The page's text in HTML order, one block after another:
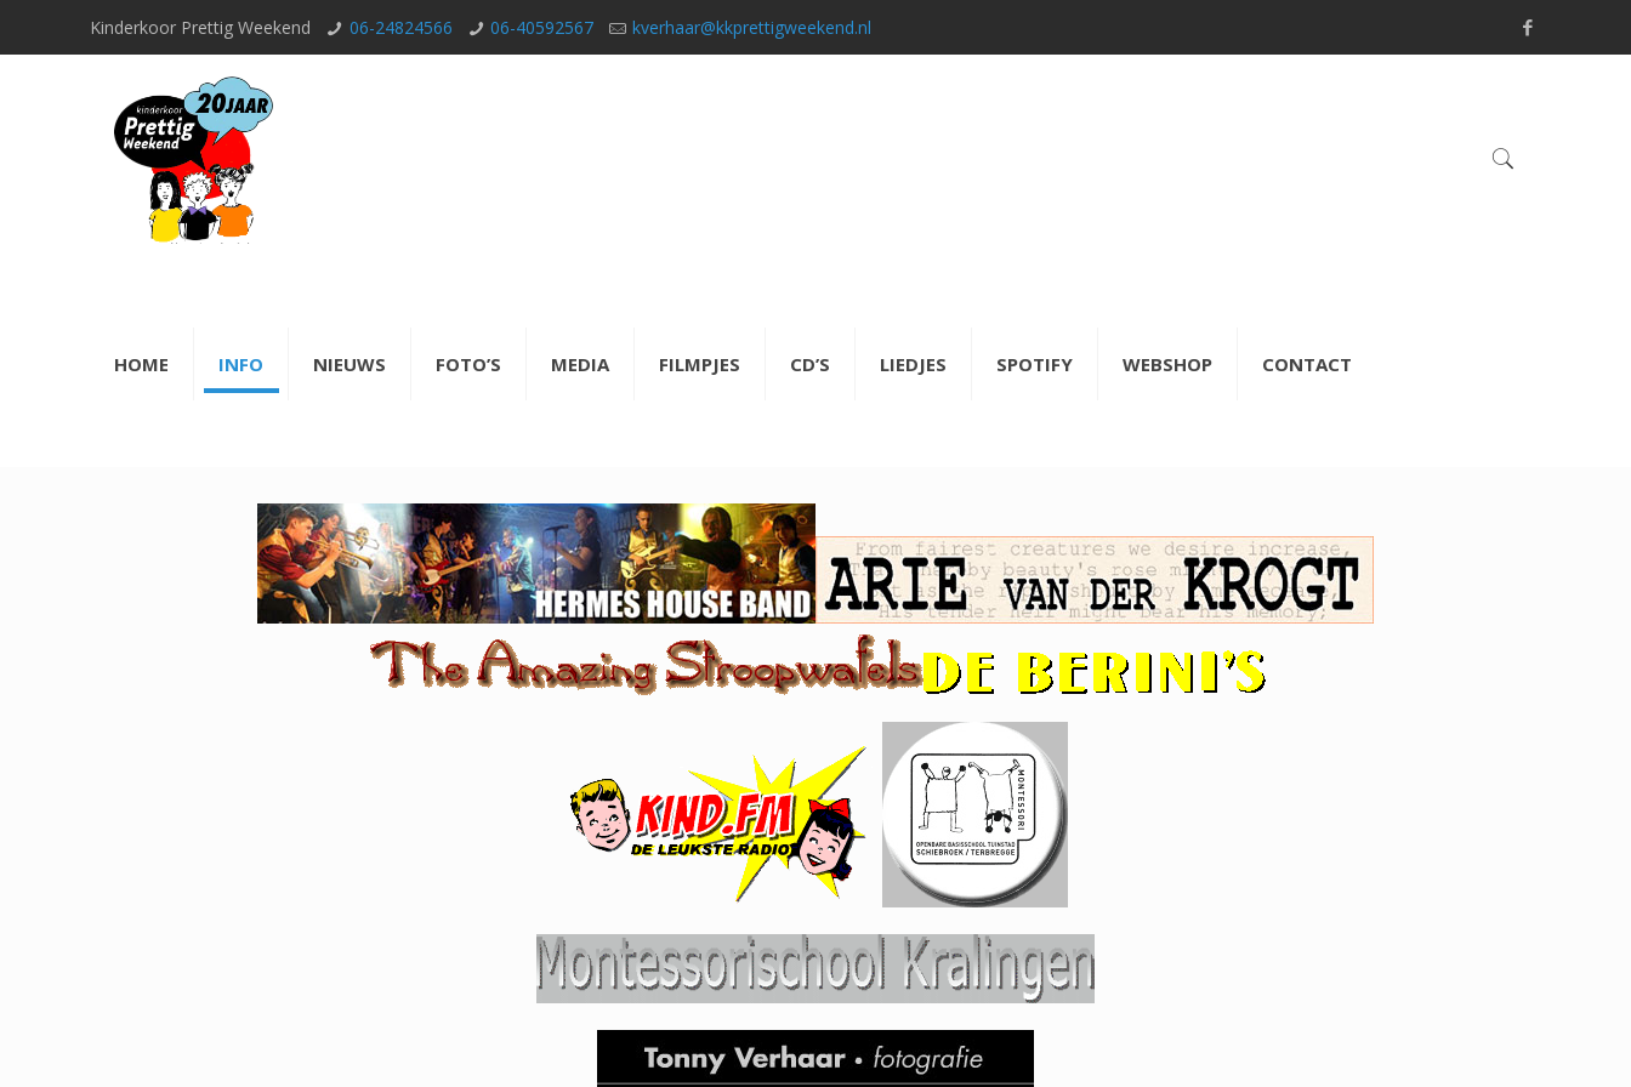
Kinderkoor Prettig Weekend 06-24824566 06-40592567 kverhaar@kkprettigweekend.nl
HOME INFO NIEUWS FOTO’S MEDIA FILMPJES CD’S LIEDJES SPOTIFY WEBSHOP CONTACT